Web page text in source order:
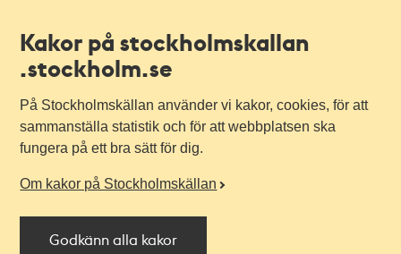
Kakor på stockholmskallan
.stockholm.se
På Stockholmskällan använder vi kakor, cookies, för att
sammanställa statistik och för att webbplatsen ska
fungera på ett bra sätt för dig.
Om kakor på Stockholmskällan
Godkänn alla kakor